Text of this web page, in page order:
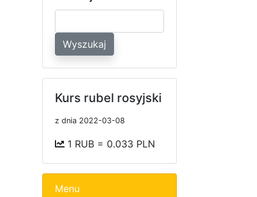
Wyszukaj
Kurs rubel rosyjski
z dnia 2022-03-08
1 RUB = 0.033 PLN
Menu